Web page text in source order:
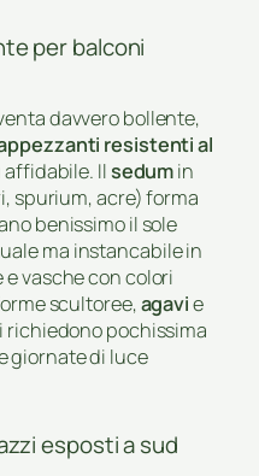
per balconi
davvero bollente,
resistenti al
Ilsedumin
spurium, acre) forma
benissimo il sole
ma instancabile in
vasche con colori
scultoree,agavie
richiedono pochissima
giornate di luce
esposti a sud